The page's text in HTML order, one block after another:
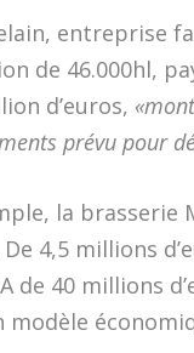
entreprise
de 46.000hl,
d’euros,
prévu pour
la brasserie
De 4,5 millions
de 40 millions